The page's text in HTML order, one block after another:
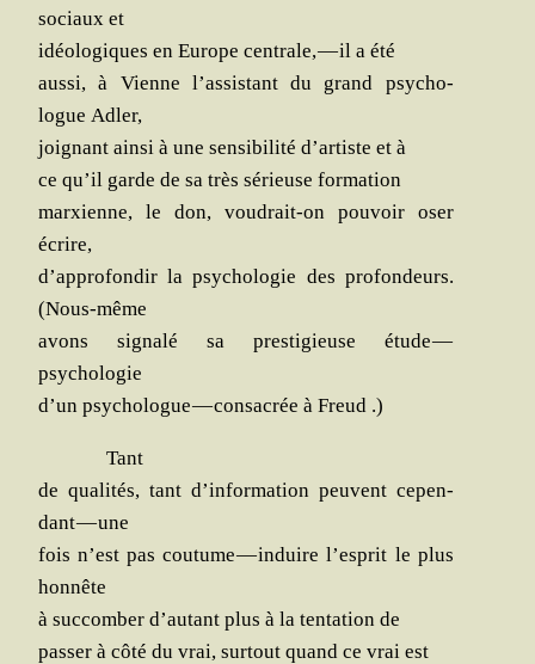
sociaux et
idéo­lo­giques en Europe cen­trale, — il a été
aus­si, à Vienne l’assistant du grand psy­cho­
logue Adler,
joi­gnant ain­si à une sen­si­bi­li­té d’artiste et à
ce qu’il garde de sa très sérieuse formation
mar­xienne, le don, vou­drait-on pou­voir oser
écrire,
d’approfondir la psy­cho­lo­gie des pro­fon­deurs.
(Nous-même
avons signa­lé sa pres­ti­gieuse étude —
psychologie
d’un psy­cho­logue — consa­crée à Freud .)
Tant
de qua­li­tés, tant d’information peuvent cepen­
dant — une
fois n’est pas cou­tume — induire l’esprit le plus
honnête
à suc­com­ber d’autant plus à la ten­ta­tion de
pas­ser à côté du vrai, sur­tout quand ce vrai est